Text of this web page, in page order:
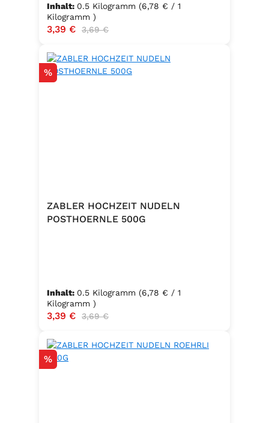
Inhalt: 0.5 Kilogramm (6,78 € / 1
Kilogramm )
Verkaufspreis:
3,39 € Regulärer Preis:
3,69 €
Rabatt
%
ZABLER HOCHZEIT NUDELN
POSTHOERNLE 500G
Inhalt: 0.5 Kilogramm (6,78 € / 1
Kilogramm )
Verkaufspreis:
3,39 € Regulärer Preis:
3,69 €
Rabatt
%